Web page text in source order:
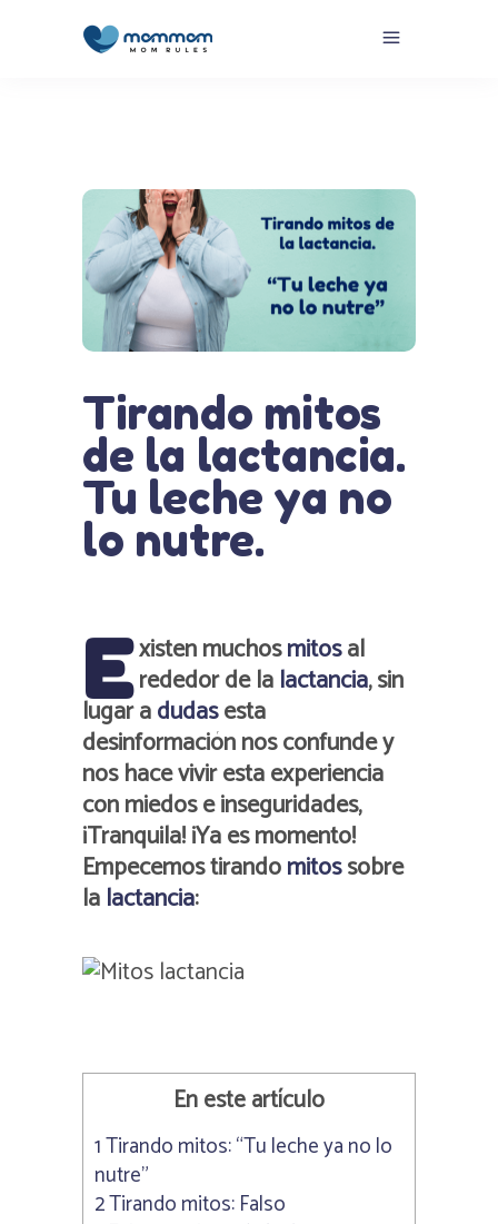
Tirando mitos
de la lactancia.
Tu leche ya no
lo nutre.
Existen muchosmitosal
rededor de lalactancia, sin
lugar adudasesta
desinformación nos confunde y
nos hace vivir esta experiencia
con miedos e inseguridades,
¡Tranquila! ¡Ya es momento!
Empecemos tirandomitossobre
lalactancia:
En este artículo
1Tirando mitos: “Tu leche ya no lo
nutre”
2Tirando mitos: Falso